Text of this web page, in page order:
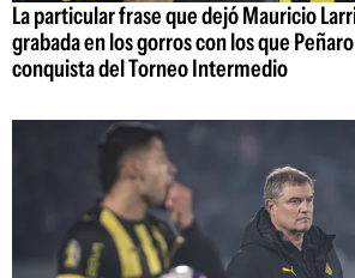
La particular frase que dejó Mauricio
grabada en los gorros con los que
conquista del Torneo Intermedio